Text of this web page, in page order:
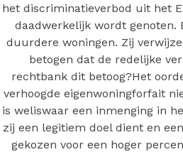
het discriminatieverbod uit het
daadwerkelijk wordt genoten.
duurdere woningen. Zij
betogen dat de redelijke
rechtbank dit betoog?Het
verhoogde eigenwoningforfait
is weliswaar een inmenging in
zij een legitiem doel dient en
gekozen voor een hoger